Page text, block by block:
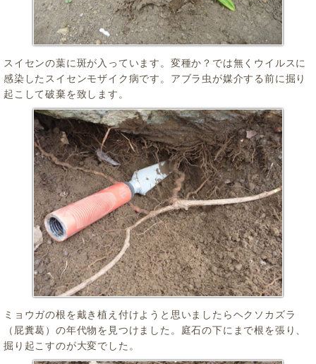
スイセンの葉に斑が入っています。変種か？では無くウイルスに
感染したスイセンモザイク病です。アブラ虫が媒介する前に掘り
起こして破棄を致します。
ミョウガの根を戴き植え付けようと思いましたらヘクソカズラ
（屁糞葛）の年代物を見つけました。庭石の下にまで根を張り、
掘り起こすのが大変でした。